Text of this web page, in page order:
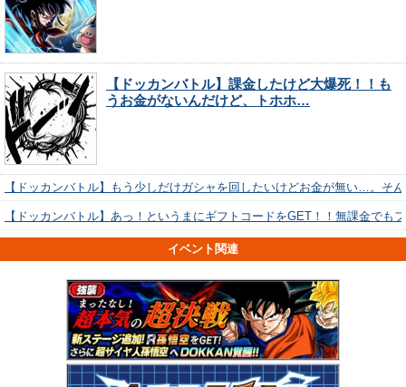
【ドッカンバトル】課金したけど大爆死！！も
うお金がないんだけど、トホホ…
【ドッカンバトル】もう少しだけガシャを回したいけどお金が無い…。そ
【ドッカンバトル】あっ！というまにギフトコードをGET！！無課金でも
イベント関連